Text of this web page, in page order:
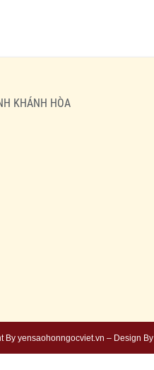
KHÁNH HÒA
By yensaohonngocviet.vn – Design By